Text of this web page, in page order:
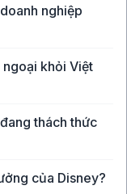
nghiệp
khỏi Việt
thách thức
của Disney?